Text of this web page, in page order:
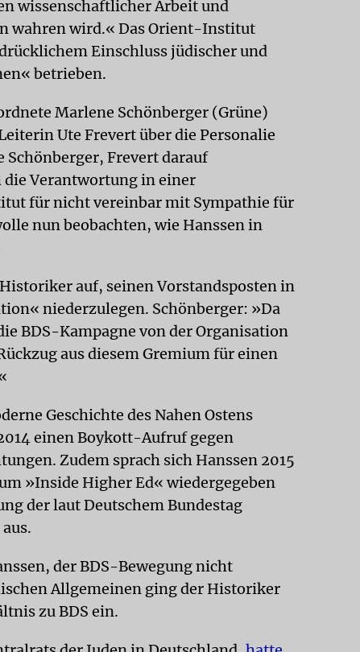
wissenschaftlicher Arbeit und
wahren wird.« Das Orient-Institut
Einschluss jüdischer und
betrieben.
Marlene Schönberger (Grüne)
Ute Frevert über die Personalie
Schönberger, Frevert darauf
die Verantwortung in einer
für nicht vereinbar mit Sympathie für
nun beobachten, wie Hanssen in
auf, seinen Vorstandsposten in
niederzulegen. Schönberger: »Da
BDS-Kampagne von der Organisation
aus diesem Gremium für einen
Geschichte des Nahen Ostens
einen Boykott-Aufruf gegen
Zudem sprach sich Hanssen 2015
»Inside Higher Ed« wiedergegeben
der laut Deutschem Bundestag
der BDS-Bewegung nicht
Allgemeinen ging der Historiker
zu BDS ein.